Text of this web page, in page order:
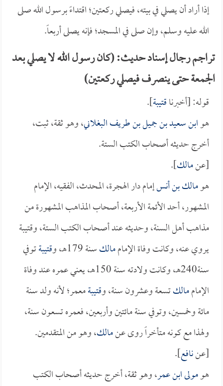
إذا أراد أن يصلي في بيته، فيصلي ركعتين؛ اقتداءً برسول الله صلى
الله عليه وسلم، وإن صلى في المسجد؛ فإنه يصلى أربعاً.
تراجم رجال إسناد حديث: (كان رسول الله لا يصلي بعد
الجمعة حتى ينصرف فيصلي ركعتين)
قوله: [أخبرناقتيبة].
هوابن سعيد بن جميل بن طريف البغلاني، وهو ثقة، ثبت،
أخرج حديثه أصحاب الكتب الستة.
[عنمالك].
هومالك بن أنسإمام دار الهجرة، المحدث، الفقيه، الإمام
المشهور، أحد الأئمة الأربعة، أصحاب المذاهب المشهورة من
مذاهب أهل السنة، وحديثه عند أصحاب الكتب الستة، وقتيبة
يروي عنه، وكانت وفاة الإماممالكسنة 179هـ، و قتيبةتوفي
سنة240هـ، وكانت ولادته سنة 150هـ، يعني عمره عند وفاة
الإماممالكتسعة وعشرون سنة، وقتيبةمعمر؛ لأنه ولد سنة
مائة وخمسين، وتوفي سنة مائتين وأربعين، فعمره تسعون سنة،
ولهذا مع كونه متأخراً روى عنمالك، وهو من المتقدمين.
[عننافع].
هومولى ابن عمر، وهو ثقة، أخرج حديثه أصحاب الكتب